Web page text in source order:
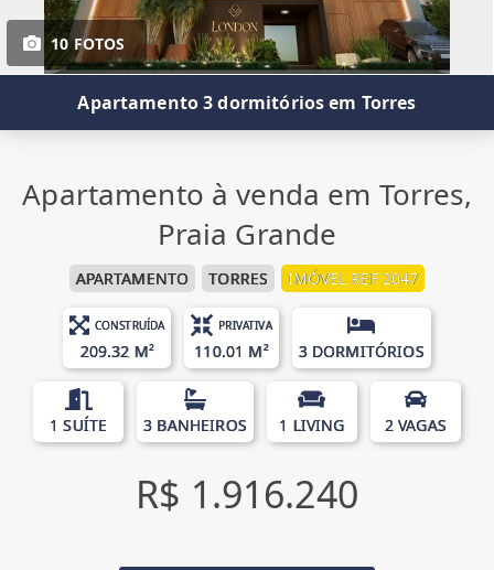
10 FOTOS
Apartamento 3 dormitórios em Torres
Apartamento à venda em Torres,
Praia Grande
APARTAMENTO TORRES IMÓVEL REF 2047
CONSTRUÍDA
209.32 M²
PRIVATIVA
110.01 M² 3 DORMITÓRIOS
1 SUÍTE 3 BANHEIROS 1 LIVING 2 VAGAS
R$ 1.916.240